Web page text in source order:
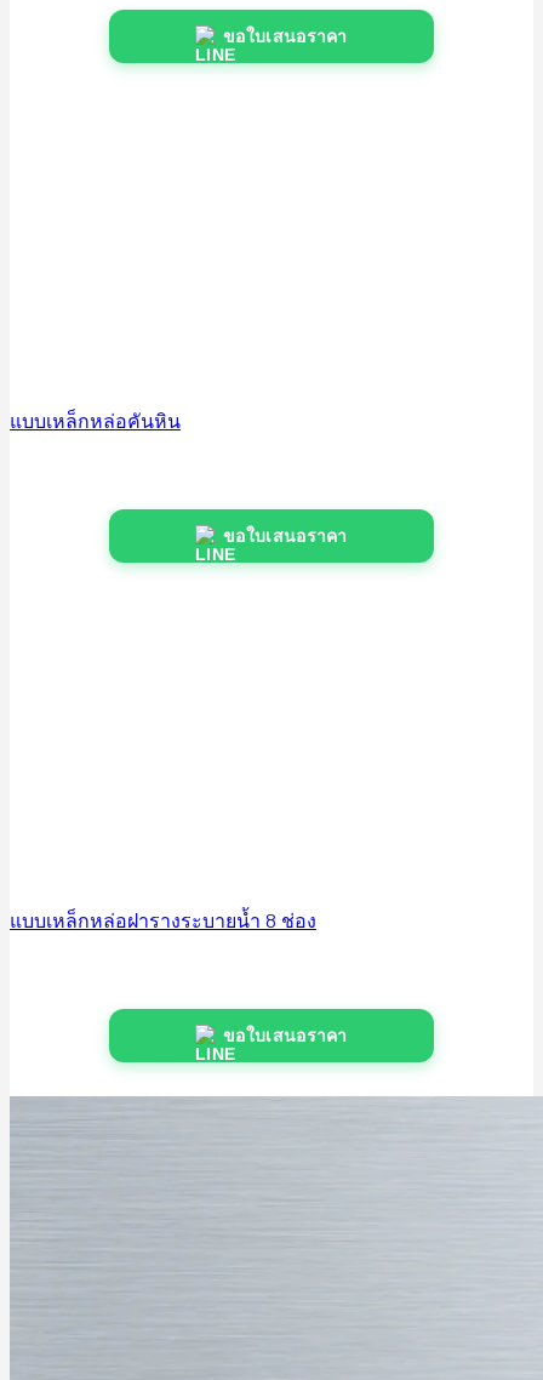
ขอใบเสนอราคา
แบบเหล็กหล่อคันหิน
ขอใบเสนอราคา
แบบเหล็กหล่อฝารางระบายน้ำ 8 ช่อง
ขอใบเสนอราคา